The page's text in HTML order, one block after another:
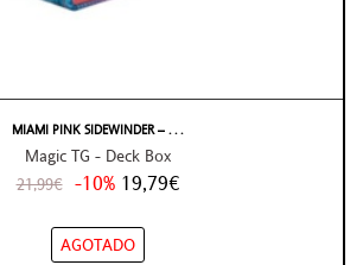
MIAMI PINK SIDEWINDER – . . .
Magic TG - Deck Box
21,99€ -10% 19,79€
AGOTADO